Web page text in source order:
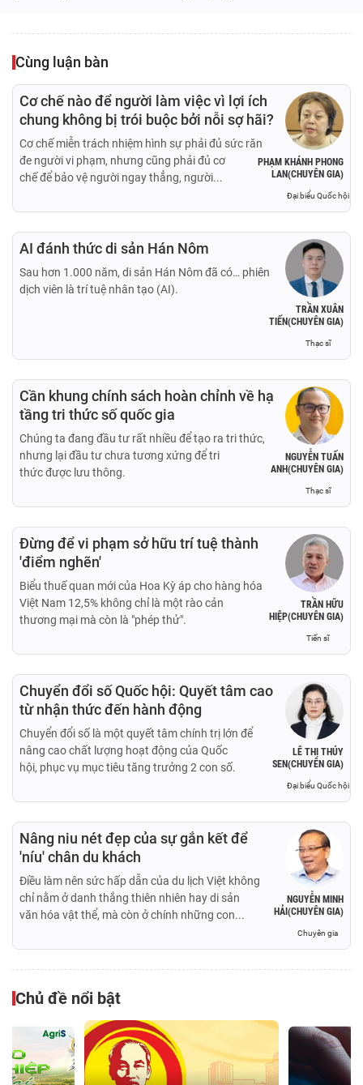
Cùng luận bàn
PHẠM KHÁNH PHONG
LAN(CHUYÊN GIA)
Đại biểu Quốc hội
Cơ chế nào để người làm việc vì lợi ích
chung không bị trói buộc bởi nỗi sợ hãi?
Cơ chế miễn trách nhiệm hình sự phải đủ sức răn
đe người vi phạm, nhưng cũng phải đủ cơ
chế để bảo vệ người ngay thẳng, người...
TRẦN XUÂN
TIẾN(CHUYÊN GIA)
Thạc sĩ
AI đánh thức di sản Hán Nôm
Sau hơn 1.000 năm, di sản Hán Nôm đã có… phiên
dịch viên là trí tuệ nhân tạo (AI).
NGUYỄN TUẤN
ANH(CHUYÊN GIA)
Thạc sĩ
Cần khung chính sách hoàn chỉnh về hạ
tầng tri thức số quốc gia
Chúng ta đang đầu tư rất nhiều để tạo ra tri thức,
nhưng lại đầu tư chưa tương xứng để tri
thức được lưu thông.
TRẦN HỮU
HIỆP(CHUYÊN GIA)
Tiến sĩ
Đừng để vi phạm sở hữu trí tuệ thành
'điểm nghẽn'
Biểu thuế quan mới của Hoa Kỳ áp cho hàng hóa
Việt Nam 12,5% không chỉ là một rào cản
thương mại mà còn là "phép thử".
LÊ THỊ THÚY
SEN(CHUYÊN GIA)
Đại biểu Quốc hội
Chuyển đổi số Quốc hội: Quyết tâm cao
từ nhận thức đến hành động
Chuyển đổi số là một quyết tâm chính trị lớn để
nâng cao chất lượng hoạt động của Quốc
hội, phục vụ mục tiêu tăng trưởng 2 con số.
NGUYỄN MINH
HẢI(CHUYÊN GIA)
Chuyên gia
Nâng niu nét đẹp của sự gắn kết để
'níu' chân du khách
Điều làm nên sức hấp dẫn của du lịch Việt không
chỉ nằm ở danh thắng thiên nhiên hay di sản
văn hóa vật thể, mà còn ở chính những con...
Chủ đề nổi bật